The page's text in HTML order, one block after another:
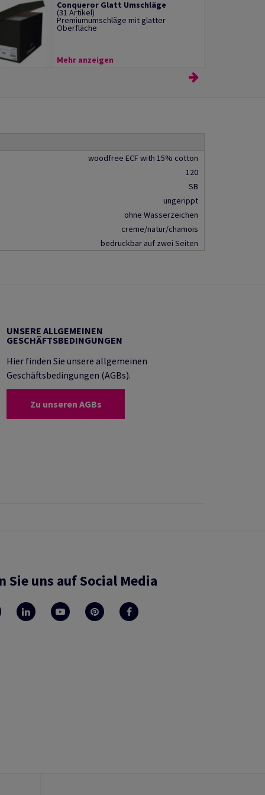
Conqueror Glatt Umschläge
(31 Artikel)
Premiumumschläge mit glatter
Oberfläche
Mehr anzeigen
woodfree ECF with 15% cotton
120
SB
ungerippt
ohne Wasserzeichen
creme/natur/chamois
bedruckbar auf zwei Seiten
UNSERE ALLGEMEINEN
GESCHÄFTSBEDINGUNGEN
Hier finden Sie unsere allgemeinen
Geschäftsbedingungen (AGBs).
Zu unseren AGBs
Sie uns auf Social Media